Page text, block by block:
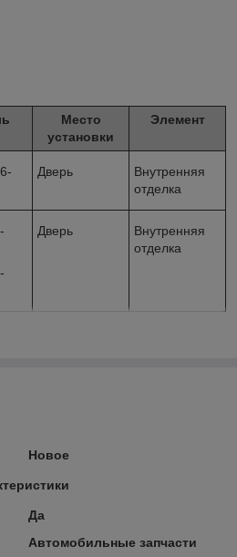
Место
установки
Элемент
Дверь
Внутренняя
отделка
Дверь
Внутренняя
отделка
Новое
Да
Автомобильные запчасти